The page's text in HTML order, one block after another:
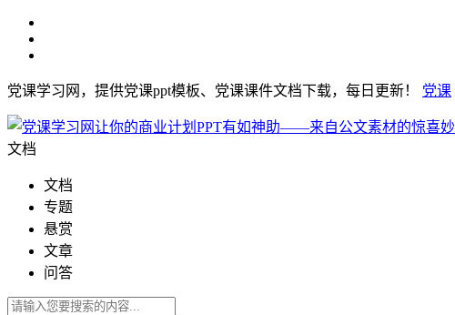
党课学习网，提供党课ppt模板、党课课件文档下载，每日更新！ 党课
文档
文档
专题
悬赏
文章
问答